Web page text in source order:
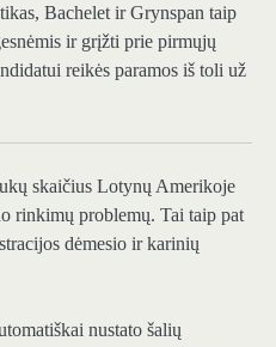
Bachelet ir Grynspan taip
ir grįžti prie pirmųjų
reikės paramos iš toli už
skaičius Lotynų Amerikoje
rinkimų problemų. Tai taip pat
dėmesio ir karinių
nustato šalių